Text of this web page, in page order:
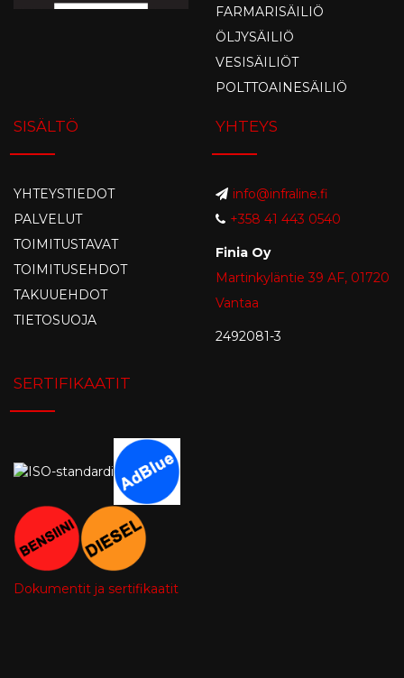
FARMARISÄILIÖ
ÖLJYSÄILIÖ
VESISÄILIÖT
POLTTOAINESÄILIÖ
SISÄLTÖ
YHTEYSTIEDOT
PALVELUT
TOIMITUSTAVAT
TOIMITUSEHDOT
TAKUUEHDOT
TIETOSUOJA
YHTEYS
info@infraline.fi
+358 41 443 0540
Finia Oy
Martinkyläntie 39 AF, 01720
Vantaa
2492081-3
SERTIFIKAATIT
Dokumentit ja sertifikaatit